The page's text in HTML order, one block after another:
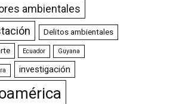
ambientales
Delitos ambientales
Ecuador Guyana
investigación